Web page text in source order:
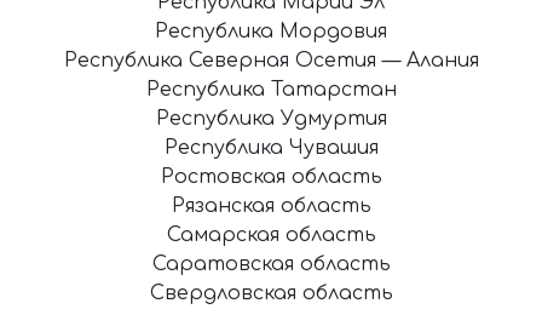
Республика Мордовия
Республика Северная Осетия — Алания
Республика Татарстан
Республика Удмуртия
Республика Чувашия
Ростовская область
Рязанская область
Самарская область
Саратовская область
Свердловская область